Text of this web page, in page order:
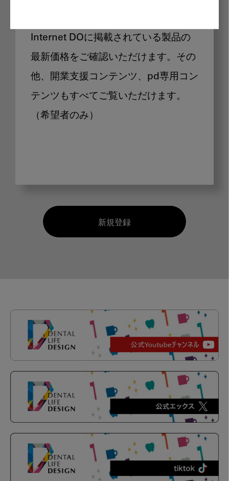
Internet DOに掲載されている製品の
最新価格をご確認いただけます。その
他、開業支援コンテンツ、pd専用コン
テンツもすべてご覧いただけます。
（希望者のみ）
新規登録